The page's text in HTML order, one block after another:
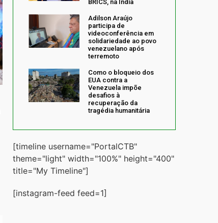
BRICS, na Índia
Adilson Araújo
participa de
videoconferência em
solidariedade ao povo
venezuelano após
terremoto
Como o bloqueio dos
EUA contra a
Venezuela impõe
desafios à
recuperação da
tragédia humanitária
[timeline username="PortalCTB"
theme="light" width="100%" height="400"
title="My Timeline"]
[instagram-feed feed=1]